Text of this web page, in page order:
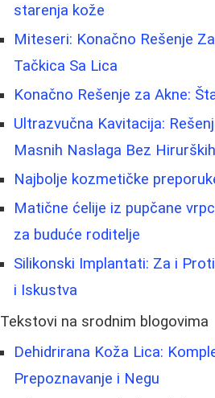
starenja kože
Miteseri: Konačno Rešenje
Tačkica Sa Lica
Konačno Rešenje za Akne:
Ultrazvučna Kavitacija:
Masnih Naslaga Bez
Najbolje kozmetičke
Matične ćelije iz pupčane
za buduće roditelje
Silikonski Implantati: Za i
i Iskustva
Tekstovi na srodnim blogovima
Dehidrirana Koža Lica:
Prepoznavanje i Negu